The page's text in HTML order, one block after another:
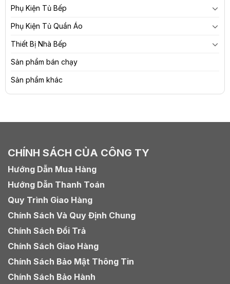
Phụ Kiện Tủ Bếp
Phụ Kiện Tủ Quần Áo
Thiết Bị Nhà Bếp
Sản phẩm bán chạy
Sản phẩm khác
CHÍNH SÁCH CỦA CÔNG TY
Hướng Dẫn Mua Hàng
Hướng Dẫn Thanh Toán
Quy Trình Giao Hàng
Chính Sách Và Quy Định Chung
Chính Sách Đổi Trả
Chính Sách Giao Hàng
Chính Sách Bảo Mật Thông Tin
Chính Sách Bảo Hành